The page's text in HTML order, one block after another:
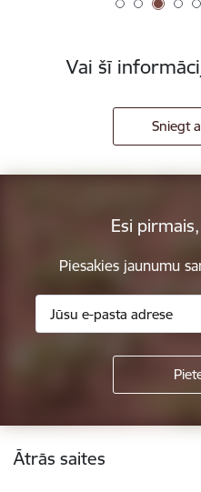
Vai šī
Sniegt
Esi
Piesakies jaunumu
Kājene
Ātrās saites